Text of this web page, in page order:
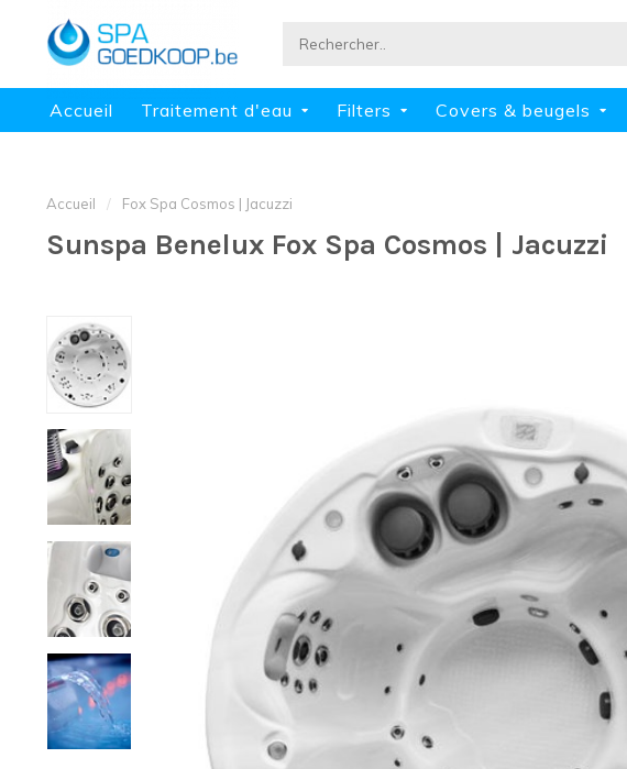
Accueil Traitement d'eau Filters Covers & beugels
Accueil / Fox Spa Cosmos | Jacuzzi
Sunspa Benelux Fox Spa Cosmos | Jacuzzi